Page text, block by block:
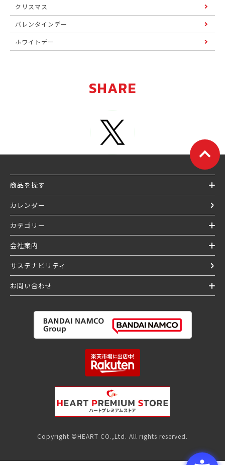
クリスマス
バレンタインデー
ホワイトデー
SHARE
商品を探す
カレンダー
カテゴリー
会社案内
サステナビリティ
お問い合わせ
Copyright ©HEART CO.,Ltd. All rights reserved.